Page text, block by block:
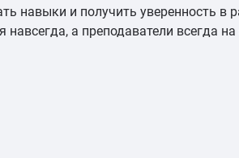
навыки и получить уверенность в
а преподаватели всегда